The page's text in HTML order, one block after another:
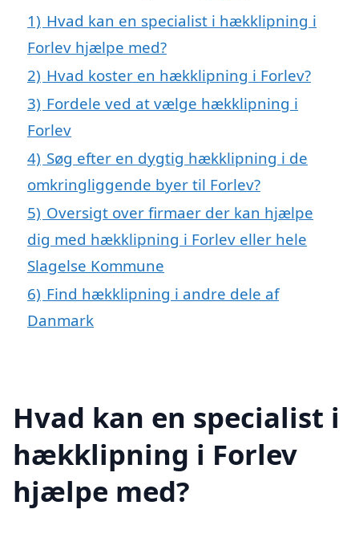
1) Hvad kan en specialist i hækklipning i
Forlev hjælpe med?
2) Hvad koster en hækklipning i Forlev?
3) Fordele ved at vælge hækklipning i
Forlev
4) Søg efter en dygtig hækklipning i de
omkringliggende byer til Forlev?
5) Oversigt over firmaer der kan hjælpe
dig med hækklipning i Forlev eller hele
Slagelse Kommune
6) Find hækklipning i andre dele af
Danmark
Hvad kan en specialist i
hækklipning i Forlev
hjælpe med?